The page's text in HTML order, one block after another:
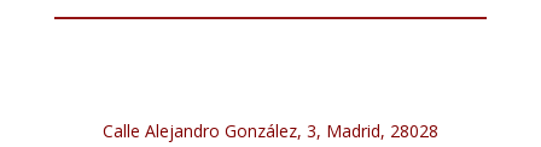
Calle Alejandro González, 3, Madrid, 28028